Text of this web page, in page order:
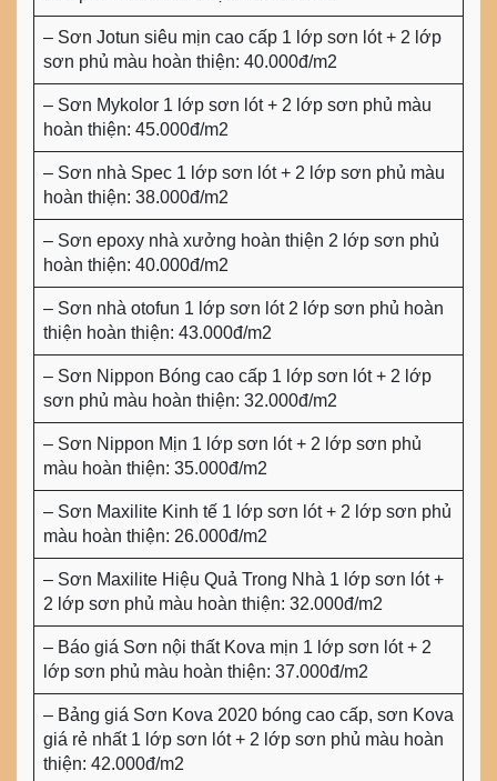
– Sơn Jotun siêu mịn cao cấp 1 lớp sơn lót + 2 lớp
sơn phủ màu hoàn thiện: 40.000đ/m2
– Sơn Mykolor 1 lớp sơn lót + 2 lớp sơn phủ màu
hoàn thiện: 45.000đ/m2
– Sơn nhà Spec 1 lớp sơn lót + 2 lớp sơn phủ màu
hoàn thiện: 38.000đ/m2
– Sơn epoxy nhà xưởng hoàn thiện 2 lớp sơn phủ
hoàn thiện: 40.000đ/m2
– Sơn nhà otofun 1 lớp sơn lót 2 lớp sơn phủ hoàn
thiện hoàn thiện: 43.000đ/m2
– Sơn Nippon Bóng cao cấp 1 lớp sơn lót + 2 lớp
sơn phủ màu hoàn thiện: 32.000đ/m2
– Sơn Nippon Mịn 1 lớp sơn lót + 2 lớp sơn phủ
màu hoàn thiện: 35.000đ/m2
– Sơn Maxilite Kinh tế 1 lớp sơn lót + 2 lớp sơn phủ
màu hoàn thiện: 26.000đ/m2
– Sơn Maxilite Hiệu Quả Trong Nhà 1 lớp sơn lót +
2 lớp sơn phủ màu hoàn thiện: 32.000đ/m2
– Báo giá Sơn nội thất Kova mịn 1 lớp sơn lót + 2
lớp sơn phủ màu hoàn thiện: 37.000đ/m2
– Bảng giá Sơn Kova 2020 bóng cao cấp, sơn Kova
giá rẻ nhất 1 lớp sơn lót + 2 lớp sơn phủ màu hoàn
thiện: 42.000đ/m2